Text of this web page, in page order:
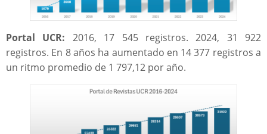
Portal UCR: 2016, 17 545 registros. 2024, 31 922
registros. En 8 años ha aumentado en 14 377 registros a
un ritmo promedio de 1 797,12 por año.